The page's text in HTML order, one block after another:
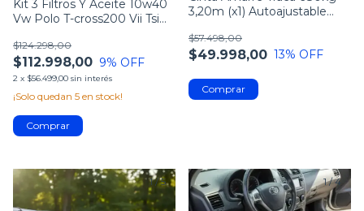
Kit 3 Filtros Y Aceite 10w40
Vw Polo T-cross200 Vii Tsi
$112.998,00
$124.298,00
9% OFF
2 x $56.499,00 sin interés
¡Solo quedan 5 en stock!
3,20m (x1) Autoajustable
$49.998,00
$57.498,00
13% OFF
1/5 1/4